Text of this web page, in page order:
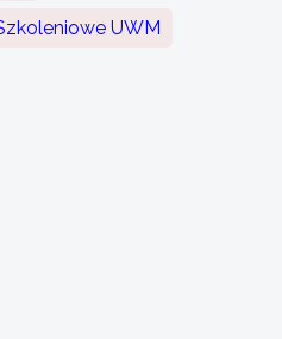
UWM